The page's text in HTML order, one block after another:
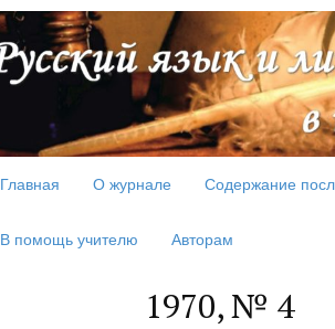
Главная О журнале Содержание
В помощь учителю Авторам
1970, № 4